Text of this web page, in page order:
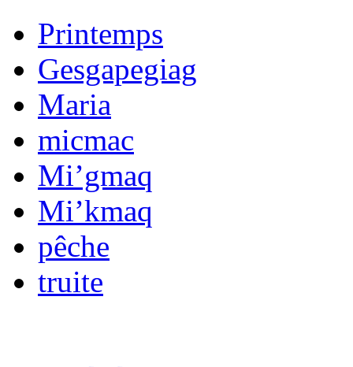
Printemps
Gesgapegiag
Maria
micmac
Mi’gmaq
Mi’kmaq
pêche
truite